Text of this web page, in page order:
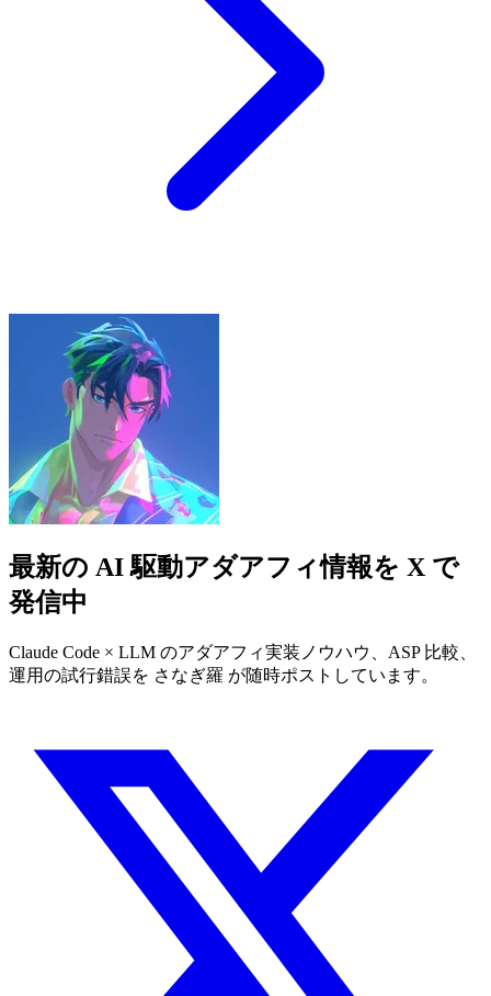
最新の AI 駆動アダアフィ情報を X で
発信中
Claude Code × LLM のアダアフィ実装ノウハウ、ASP 比較、
運用の試行錯誤を さなぎ羅 が随時ポストしています。